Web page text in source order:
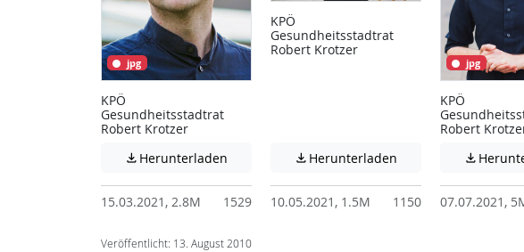
jpg
KPÖ
Gesundheitsstadtrat
Robert Krotzer
 Herunterladen Achtung: Diese Datei enthält unter Umständen
15.03.2021, 2.8M 1529
KPÖ
Gesundheitsstadtrat
Robert Krotzer
 Herunterladen Achtung: Diese
10.05.2021, 1.5M 1150
jpg
KPÖ
Robert

07.07.2021,
Veröffentlicht: 13. August 2010